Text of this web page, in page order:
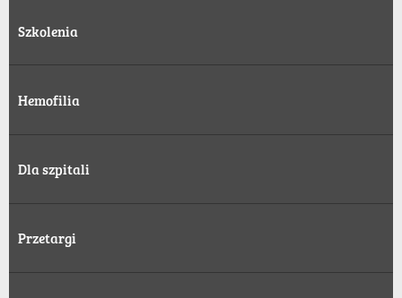
Szkolenia
Hemofilia
Dla szpitali
Przetargi